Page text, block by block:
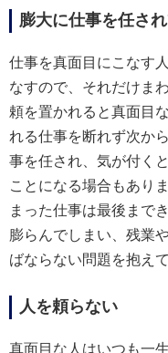
膨大に仕事を任さ
仕事を真面目にこなす
なすので、それだけま
頼を置かれると真面目
れる仕事を断れず次か
事を任され、気が付く
ことになる場合もあり
まった仕事は最後まで
膨らんでしまい、残業
ばならない問題を抱え
人を頼らない
真面目な人はいつも一